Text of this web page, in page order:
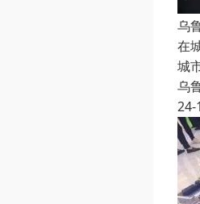
乌
在
城
乌
24-